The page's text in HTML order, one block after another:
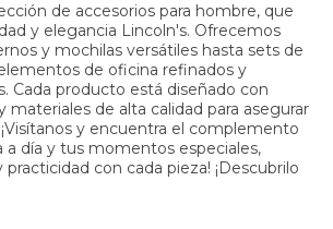
de accesorios para hombre, que
y elegancia Lincoln's. Ofrecemos
y mochilas versátiles hasta sets de
de oficina refinados y
Cada producto está diseñado con
materiales de alta calidad para asegurar
y encuentra el complemento
a día y tus momentos especiales,
con cada pieza! ¡Descubrilo